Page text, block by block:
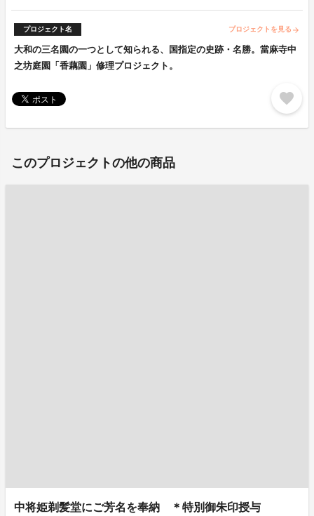
プロジェクト名 プロジェクトを見る arrow_forward
大和の三名園の一つとして知られる、国指定の史跡・名勝。當麻寺中
之坊庭園「香藕園」修理プロジェクト。
favorite
このプロジェクトの他の商品
中将姫剃髪堂にご芳名を奉納 ＊特別御朱印授与